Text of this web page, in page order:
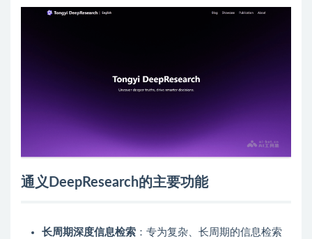
通义DeepResearch的主要功能
长周期深度信息检索 ：专为复杂、长周期的信息检索